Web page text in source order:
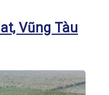
Vũng Tàu